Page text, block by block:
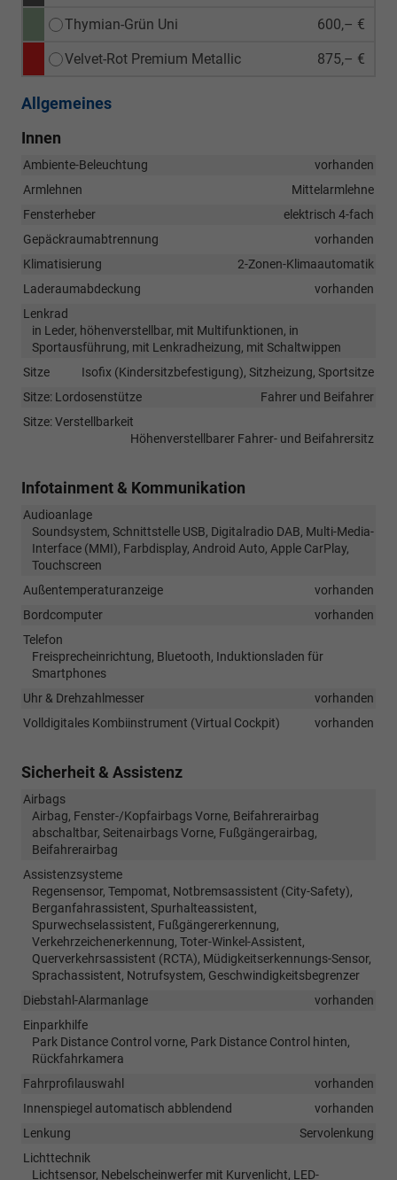
Thymian-Grün Uni 600,– €
Velvet-Rot Premium Metallic 875,– €
Allgemeines
Innen
Ambiente-Beleuchtung
vorhanden
Armlehnen
Mittelarmlehne
Fensterheber
elektrisch 4-fach
Gepäckraumabtrennung
vorhanden
Klimatisierung
2-Zonen-Klimaautomatik
Laderaumabdeckung
vorhanden
Lenkrad
in Leder, höhenverstellbar, mit Multifunktionen, in
Sportausführung, mit Lenkradheizung, mit Schaltwippen
Sitze
Isofix (Kindersitzbefestigung), Sitzheizung, Sportsitze
Sitze: Lordosenstütze
Fahrer und Beifahrer
Sitze: Verstellbarkeit
Höhenverstellbarer Fahrer- und Beifahrersitz
Infotainment & Kommunikation
Audioanlage
Soundsystem, Schnittstelle USB, Digitalradio DAB, Multi-Media-
Interface (MMI), Farbdisplay, Android Auto, Apple CarPlay,
Touchscreen
Außentemperaturanzeige
vorhanden
Bordcomputer
vorhanden
Telefon
Freisprecheinrichtung, Bluetooth, Induktionsladen für
Smartphones
Uhr & Drehzahlmesser
vorhanden
Volldigitales Kombiinstrument (Virtual Cockpit)
vorhanden
Sicherheit & Assistenz
Airbags
Airbag, Fenster-/Kopfairbags Vorne, Beifahrerairbag
abschaltbar, Seitenairbags Vorne, Fußgängerairbag,
Beifahrerairbag
Assistenzsysteme
Regensensor, Tempomat, Notbremsassistent (City-Safety),
Berganfahrassistent, Spurhalteassistent,
Spurwechselassistent, Fußgängererkennung,
Verkehrzeichenerkennung, Toter-Winkel-Assistent,
Querverkehrsassistent (RCTA), Müdigkeitserkennungs-Sensor,
Sprachassistent, Notrufsystem, Geschwindigkeitsbegrenzer
Diebstahl-Alarmanlage
vorhanden
Einparkhilfe
Park Distance Control vorne, Park Distance Control hinten,
Rückfahrkamera
Fahrprofilauswahl
vorhanden
Innenspiegel automatisch abblendend
vorhanden
Lenkung
Servolenkung
Lichttechnik
Lichtsensor, Nebelscheinwerfer mit Kurvenlicht, LED-